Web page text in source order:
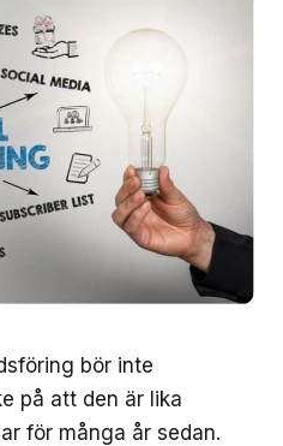
bör inte
på att den är lika
för många år sedan.